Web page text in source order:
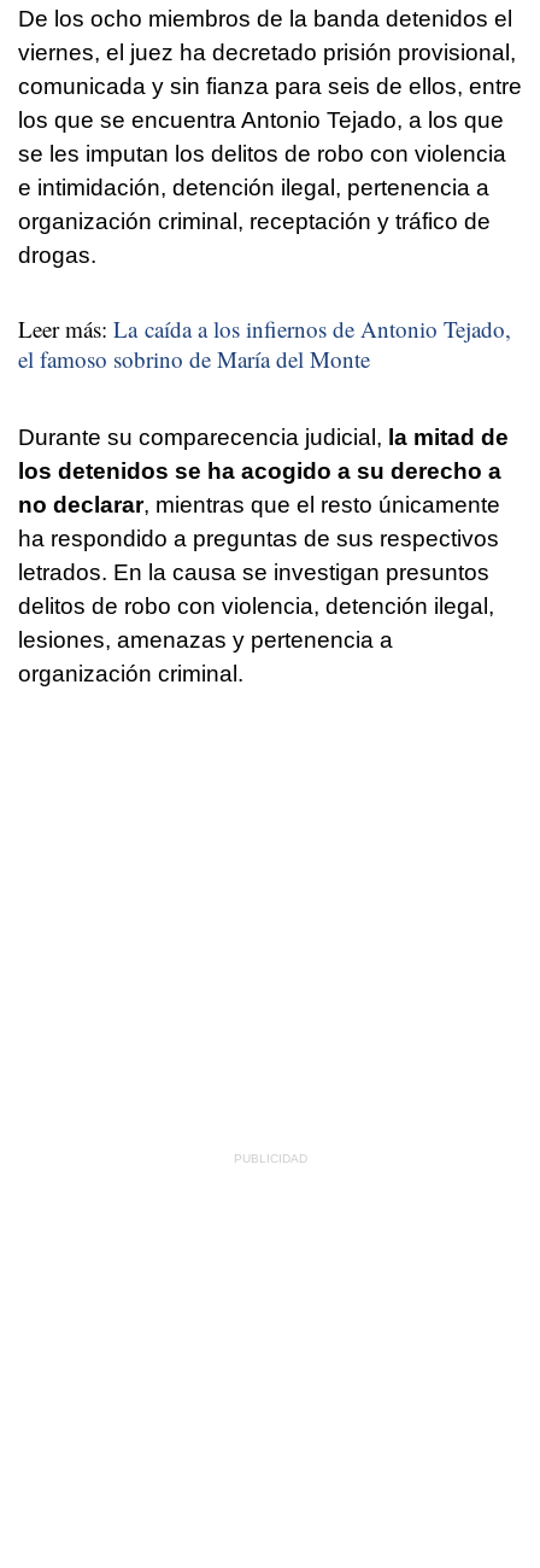
De los ocho miembros de la banda detenidos el
viernes, el juez ha decretado prisión provisional,
comunicada y sin fianza para seis de ellos, entre
los que se encuentra Antonio Tejado, a los que
se les imputan los delitos de robo con violencia
e intimidación, detención ilegal, pertenencia a
organización criminal, receptación y tráfico de
drogas.
Leer más: La caída a los infiernos de Antonio Tejado,
el famoso sobrino de María del Monte
Durante su comparecencia judicial, la mitad de
los detenidos se ha acogido a su derecho a
no declarar, mientras que el resto únicamente
ha respondido a preguntas de sus respectivos
letrados. En la causa se investigan presuntos
delitos de robo con violencia, detención ilegal,
lesiones, amenazas y pertenencia a
organización criminal.